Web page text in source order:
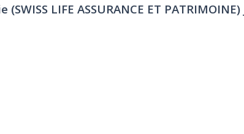
LIFE ASSURANCE ET PATRIMOINE)